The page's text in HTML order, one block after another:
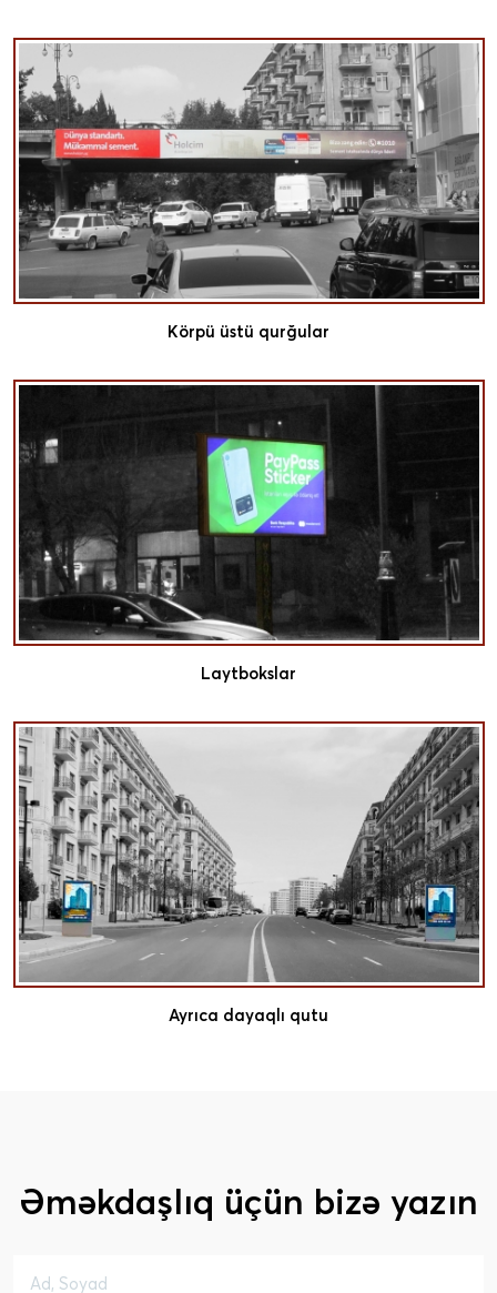
Körpü üstü qurğular
Laytbokslar
Ayrıca dayaqlı qutu
Əməkdaşlıq üçün bizə yazın